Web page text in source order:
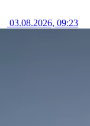
03.08.2026, 09:23